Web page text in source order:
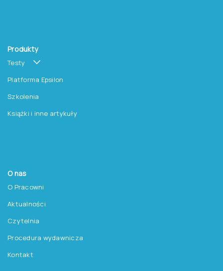
Produkty
Testy
Platforma Epsilon
Szkolenia
Książki i inne artykuły
O nas
O Pracowni
Aktualności
Czytelnia
Procedura wydawnicza
Kontakt